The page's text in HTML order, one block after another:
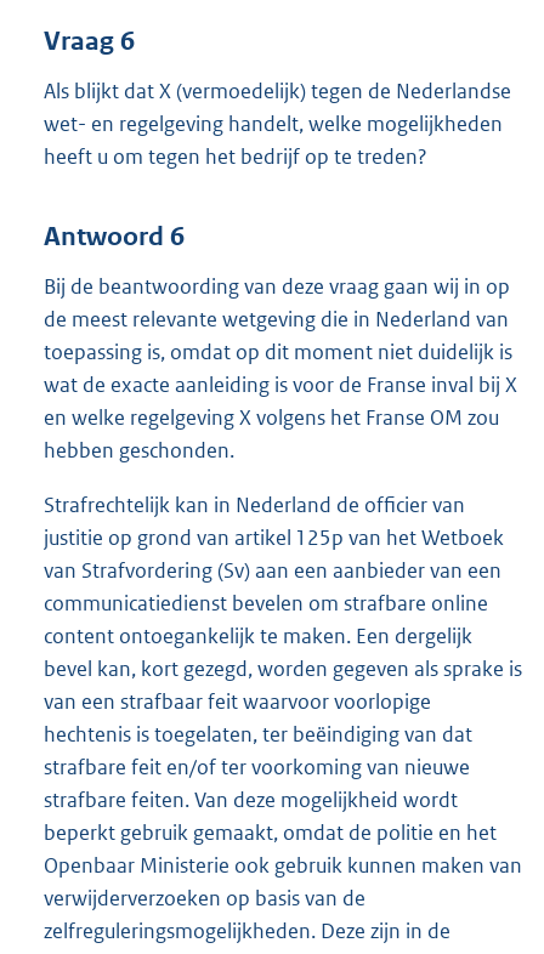
Vraag 6
Als blijkt dat X (vermoedelijk) tegen de Nederlandse
wet- en regelgeving handelt, welke mogelijkheden
heeft u om tegen het bedrijf op te treden?
Antwoord 6
Bij de beantwoording van deze vraag gaan wij in op
de meest relevante wetgeving die in Nederland van
toepassing is, omdat op dit moment niet duidelijk is
wat de exacte aanleiding is voor de Franse inval bij X
en welke regelgeving X volgens het Franse OM zou
hebben geschonden.
Strafrechtelijk kan in Nederland de officier van
justitie op grond van artikel 125p van het Wetboek
van Strafvordering (Sv) aan een aanbieder van een
communicatiedienst bevelen om strafbare online
content ontoegankelijk te maken. Een dergelijk
bevel kan, kort gezegd, worden gegeven als sprake is
van een strafbaar feit waarvoor voorlopige
hechtenis is toegelaten, ter beëindiging van dat
strafbare feit en/of ter voorkoming van nieuwe
strafbare feiten. Van deze mogelijkheid wordt
beperkt gebruik gemaakt, omdat de politie en het
Openbaar Ministerie ook gebruik kunnen maken van
verwijderverzoeken op basis van de
zelfreguleringsmogelijkheden. Deze zijn in de